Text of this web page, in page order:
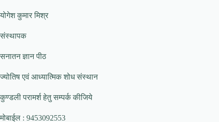
योगेश कुमार मिश्र
संस्थापक
सनातन ज्ञान पीठ
ज्योतिष एवं आध्यात्मिक शोध संस्थान
कुण्डली परामर्श हेतु सम्पर्क कीजिये
मोबाईल : 9453092553